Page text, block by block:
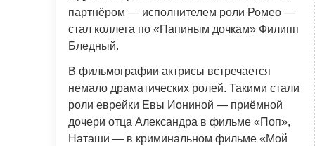
партнёром — исполнителем роли Ромео —
стал коллега по «Папиным дочкам» Филипп
Бледный.
В фильмографии актрисы встречается
немало драматических ролей. Такими стали
роли еврейки Евы Иониной — приёмной
дочери отца Александра в фильме «Поп»,
Наташи — в криминальном фильме «Мой